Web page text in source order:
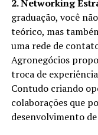
2. Networking
graduação, você
teórico, mas
uma rede de
Agronegócios
troca de
Contudo criando
colaborações que
desenvolvimento